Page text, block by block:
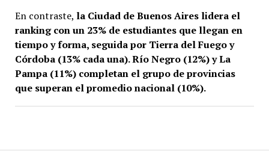
En contraste, la Ciudad de Buenos Aires lidera el
ranking con un 23% de estudiantes que llegan en
tiempo y forma, seguida por Tierra del Fuego y
Córdoba (13% cada una). Río Negro (12%) y La
Pampa (11%) completan el grupo de provincias
que superan el promedio nacional (10%).